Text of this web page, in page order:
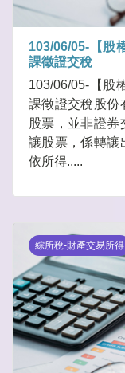
103/06/05-【股
課徵證交稅
103/06/05-【股
課徵證交稅股份
股票，並非證
讓股票，係轉讓
依所得.....
綜所稅-財產交易所得